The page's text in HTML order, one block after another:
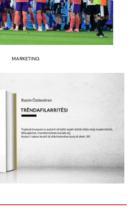
MARKETING